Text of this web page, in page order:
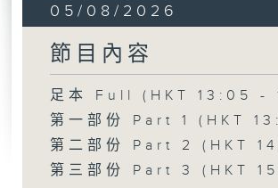
05/08/2026
節目內容
足本 Full (HKT 13:05 -
第一部份 Part 1 (HKT
第二部份 Part 2 (HKT
第三部份 Part 3 (HKT